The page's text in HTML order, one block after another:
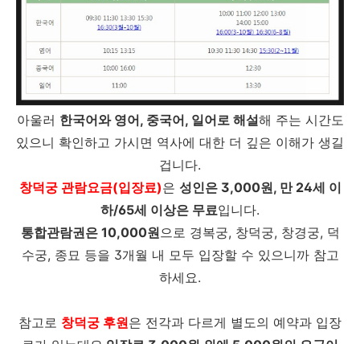
아울러 한국어와 영어, 중국어, 일어로 해설해 주는 시간도
있으니 확인하고 가시면 역사에 대한 더 깊은 이해가 생길
겁니다.
창덕궁 관람요금(입장료)은 성인은 3,000원, 만 24세 이
하/65세 이상은 무료입니다.
통합관람권은 10,000원으로 경복궁, 창덕궁, 창경궁, 덕
수궁, 종묘 등을 3개월 내 모두 입장할 수 있으니까 참고
하세요.
참고로 창덕궁 후원은 전각과 다르게 별도의 예약과 입장